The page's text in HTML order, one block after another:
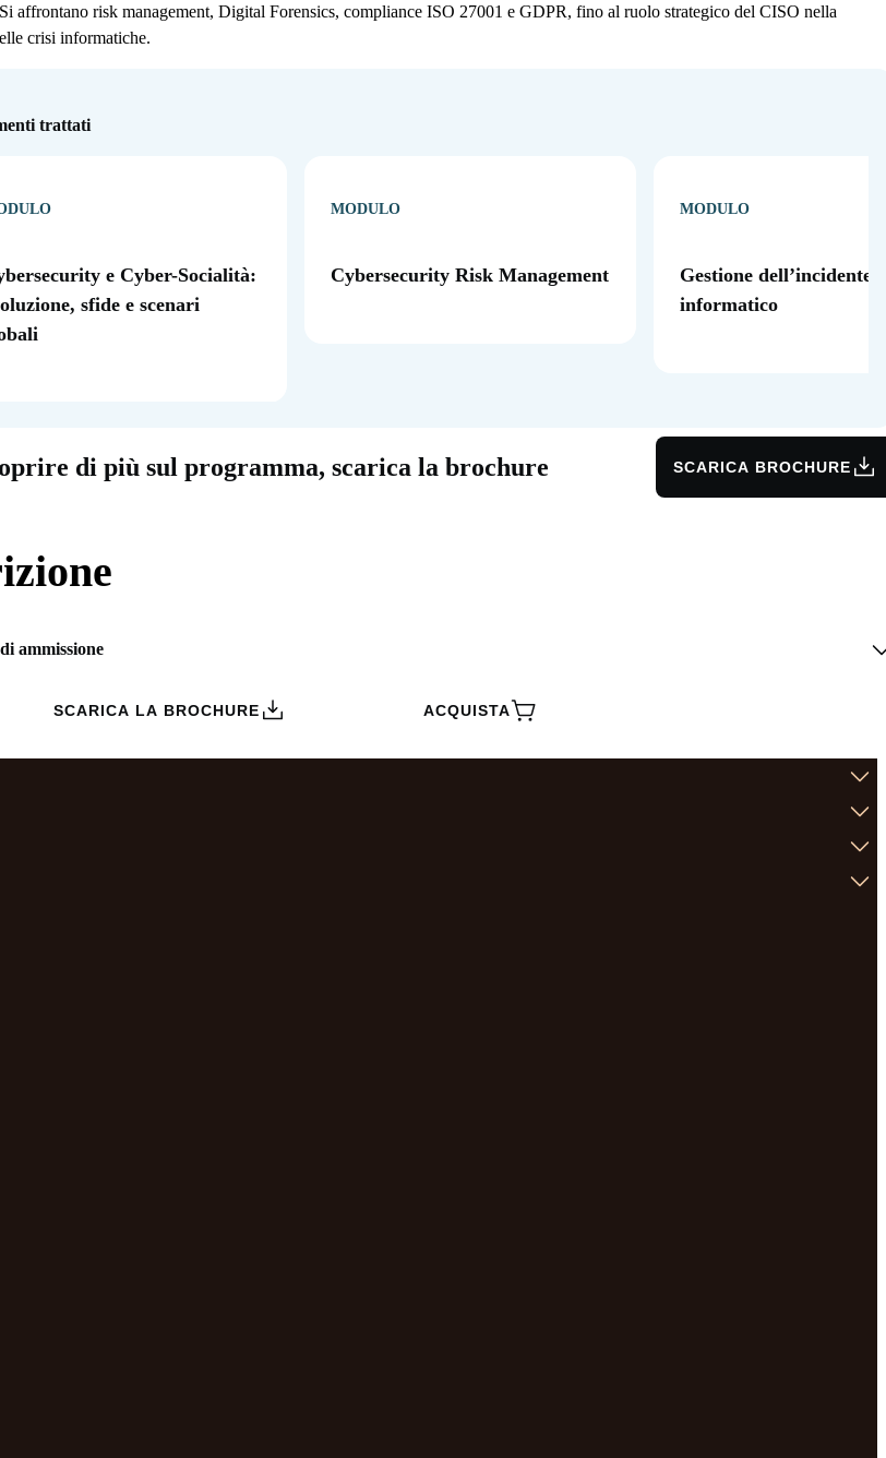
affrontano risk management, Digital Forensics, compliance ISO 27001 e GDPR, fino al ruolo strategico del CISO nella
crisi informatiche.
trattati
e Cyber-Socialità:
sfide e scenari
MODULO
Cybersecurity Risk Management
MODULO
Gestione dell’incidente
informatico
di più sul programma, scarica la brochure SCARICA BROCHURE
ammissione
SCARICA LA BROCHURE ACQUISTA